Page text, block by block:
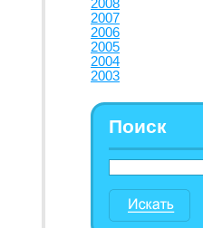
2008
2007
2006
2005
2004
2003
Поиск